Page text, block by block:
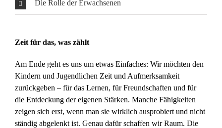
Die Rolle der Erwachsenen
Zeit für das, was zählt
Am Ende geht es uns um etwas Einfaches: Wir möchten den
Kindern und Jugendlichen Zeit und Aufmerksamkeit
zurückgeben – für das Lernen, für Freundschaften und für
die Entdeckung der eigenen Stärken. Manche Fähigkeiten
zeigen sich erst, wenn man sie wirklich ausprobiert und nicht
ständig abgelenkt ist. Genau dafür schaffen wir Raum. Die